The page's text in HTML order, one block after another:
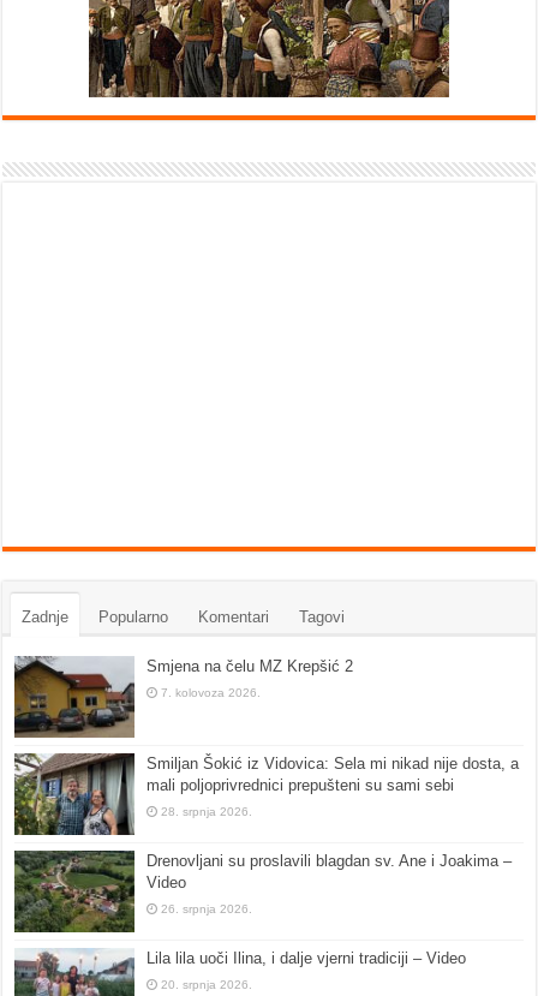
Zadnje Popularno Komentari Tagovi
Smjena na čelu MZ Krepšić 2
7. kolovoza 2026.
Smiljan Šokić iz Vidovica: Sela mi nikad nije dosta, a
mali poljoprivrednici prepušteni su sami sebi
28. srpnja 2026.
Drenovljani su proslavili blagdan sv. Ane i Joakima –
Video
26. srpnja 2026.
Lila lila uoči Ilina, i dalje vjerni tradiciji – Video
20. srpnja 2026.